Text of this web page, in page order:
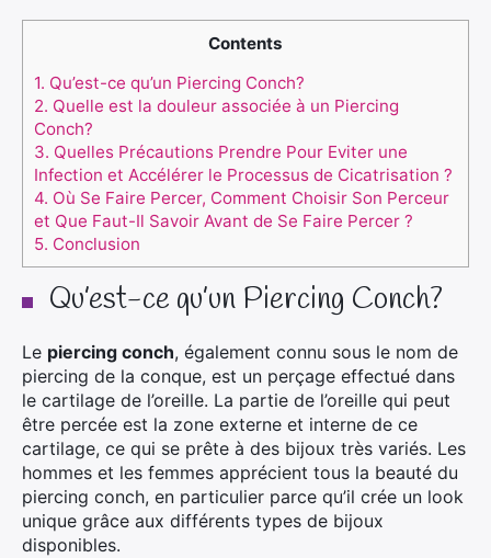
Contents
1. Qu’est-ce qu’un Piercing Conch?
2. Quelle est la douleur associée à un Piercing
Conch?
3. Quelles Précautions Prendre Pour Eviter une
Infection et Accélérer le Processus de Cicatrisation ?
4. Où Se Faire Percer, Comment Choisir Son Perceur
et Que Faut-Il Savoir Avant de Se Faire Percer ?
5. Conclusion
Qu’est-ce qu’un Piercing Conch?
Le piercing conch, également connu sous le nom de
piercing de la conque, est un perçage effectué dans
le cartilage de l’oreille. La partie de l’oreille qui peut
être percée est la zone externe et interne de ce
cartilage, ce qui se prête à des bijoux très variés. Les
hommes et les femmes apprécient tous la beauté du
piercing conch, en particulier parce qu’il crée un look
unique grâce aux différents types de bijoux
disponibles.